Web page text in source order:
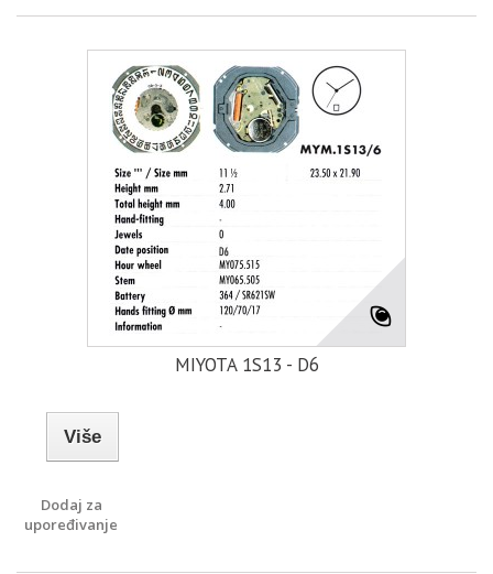
MIYOTA 1S13 - D6
Više
Dodaj za
upoređivanje